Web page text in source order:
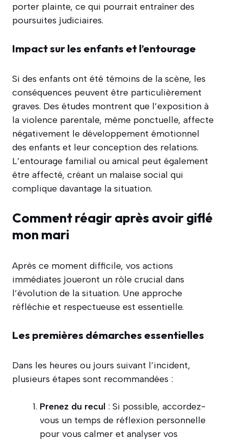
porter plainte, ce qui pourrait entraîner des
poursuites judiciaires.
Impact sur les enfants et l’entourage
Si des enfants ont été témoins de la scène, les
conséquences peuvent être particulièrement
graves. Des études montrent que l’exposition à
la violence parentale, même ponctuelle, affecte
négativement le développement émotionnel
des enfants et leur conception des relations.
L’entourage familial ou amical peut également
être affecté, créant un malaise social qui
complique davantage la situation.
Comment réagir après avoir giflé
mon mari
Après ce moment difficile, vos actions
immédiates joueront un rôle crucial dans
l’évolution de la situation. Une approche
réfléchie et respectueuse est essentielle.
Les premières démarches essentielles
Dans les heures ou jours suivant l’incident,
plusieurs étapes sont recommandées :
Prenez du recul : Si possible, accordez-
vous un temps de réflexion personnelle
pour vous calmer et analyser vos